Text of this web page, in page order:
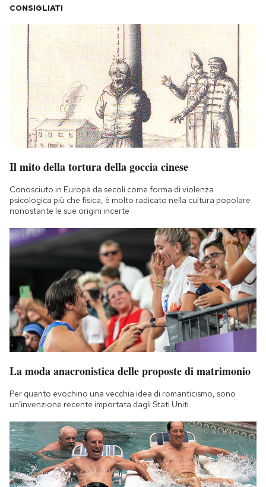
CONSIGLIATI
Il mito della tortura della goccia cinese
Conosciuto in Europa da secoli come forma di violenza
psicologica più che fisica, è molto radicato nella cultura popolare
nonostante le sue origini incerte
La moda anacronistica delle proposte di matrimonio
Per quanto evochino una vecchia idea di romanticismo, sono
un'invenzione recente importata dagli Stati Uniti